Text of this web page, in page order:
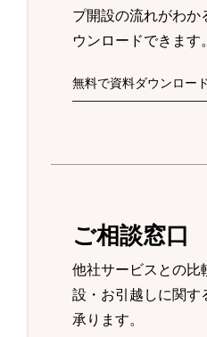
プ開設の流れがわか
ウンロードできます。
無料で資料ダウンロー
ご相談窓口
他社サービスとの比
設・お引越しに関す
承ります。